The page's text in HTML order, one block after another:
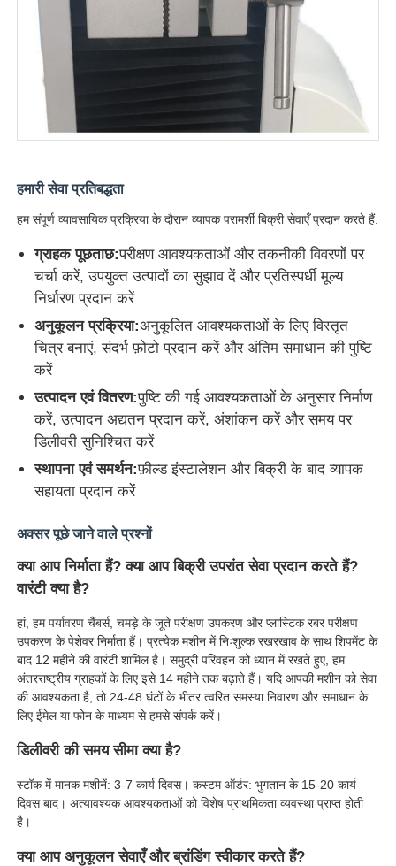
हमारी सेवा प्रतिबद्धता
हम संपूर्ण व्यावसायिक प्रक्रिया के दौरान व्यापक परामर्शी बिक्री सेवाएँ प्रदान करते हैं:
ग्राहक पूछताछ:परीक्षण आवश्यकताओं और तकनीकी विवरणों पर
चर्चा करें, उपयुक्त उत्पादों का सुझाव दें और प्रतिस्पर्धी मूल्य
निर्धारण प्रदान करें
अनुकूलन प्रक्रिया:अनुकूलित आवश्यकताओं के लिए विस्तृत
चित्र बनाएं, संदर्भ फ़ोटो प्रदान करें और अंतिम समाधान की पुष्टि
करें
उत्पादन एवं वितरण:पुष्टि की गई आवश्यकताओं के अनुसार निर्माण
करें, उत्पादन अद्यतन प्रदान करें, अंशांकन करें और समय पर
डिलीवरी सुनिश्चित करें
स्थापना एवं समर्थन:फ़ील्ड इंस्टालेशन और बिक्री के बाद व्यापक
सहायता प्रदान करें
अक्सर पूछे जाने वाले प्रश्नों
क्या आप निर्माता हैं? क्या आप बिक्री उपरांत सेवा प्रदान करते हैं?
वारंटी क्या है?
हां, हम पर्यावरण चैंबर्स, चमड़े के जूते परीक्षण उपकरण और प्लास्टिक रबर परीक्षण
उपकरण के पेशेवर निर्माता हैं। प्रत्येक मशीन में निःशुल्क रखरखाव के साथ शिपमेंट के
बाद 12 महीने की वारंटी शामिल है। समुद्री परिवहन को ध्यान में रखते हुए, हम
अंतरराष्ट्रीय ग्राहकों के लिए इसे 14 महीने तक बढ़ाते हैं। यदि आपकी मशीन को सेवा
की आवश्यकता है, तो 24-48 घंटों के भीतर त्वरित समस्या निवारण और समाधान के
लिए ईमेल या फोन के माध्यम से हमसे संपर्क करें।
डिलीवरी की समय सीमा क्या है?
स्टॉक में मानक मशीनें: 3-7 कार्य दिवस। कस्टम ऑर्डर: भुगतान के 15-20 कार्य
दिवस बाद। अत्यावश्यक आवश्यकताओं को विशेष प्राथमिकता व्यवस्था प्राप्त होती
है।
क्या आप अनुकूलन सेवाएँ और ब्रांडिंग स्वीकार करते हैं?